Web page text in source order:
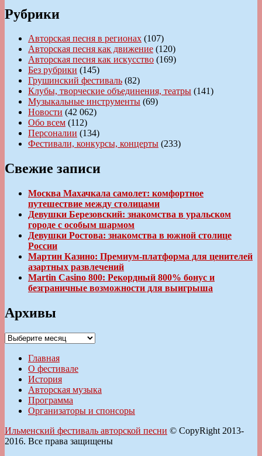
Рубрики
Авторская песня в регионах (107)
Авторская песня как движение (120)
Авторская песня как искусство (169)
Без рубрики (145)
Грушинский фестиваль (82)
Клубы, творческие объединения, театры (141)
Музыкальные инструменты (69)
Новости (42 062)
Обо всем (112)
Персоналии (134)
Фестивали, конкурсы, концерты (233)
Свежие записи
Москва Махачкала самолет: комфортное
путешествие между столицами
Девушки Березовский: знакомства в уральском
городе с особым шармом
Девушки Ростова: знакомства в южной столице
России
Мартин Казино: Премиум-платформа для ценителей
азартных развлечений
Martin Casino 800: Рекордный 800% бонус и
безграничные возможности для выигрыша
Архивы
Архивы
Главная
О фестивале
История
Авторская музыка
Программа
Организаторы и спонсоры
Ильменский фестиваль авторской песни © CopyRight 2013-
2016. Все права защищены